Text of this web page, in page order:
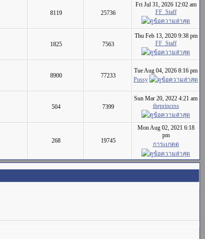
8119 25736
Fri Jul 31, 2026 12:02 am
FF_Staff
1825 7563
Thu Feb 13, 2020 9:38 pm
FF_Staff
8900 77233
Tue Aug 04, 2026 8:16 pm
Pussy
504 7399
Sun Mar 20, 2022 4:21 am
theprincess
268 19745
Mon Aug 02, 2021 6:18
pm
การะเกดด